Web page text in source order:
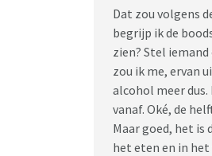
Dat zou volgens
begrijp ik de
zien? Stel
zou ik me, ervan
alcohol meer dus.
vanaf. Oké, de
Maar goed, het is
het eten en in het